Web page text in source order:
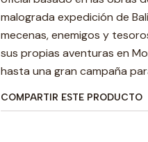
malograda expedición de
mecenas, enemigos y
sus propias aventuras en
hasta una gran campaña
COMPARTIR ESTE PRODUCTO